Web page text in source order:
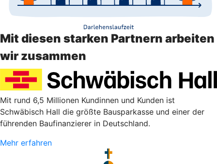
Mit diesen starken Partnern arbeiten
wir zusammen
Mit rund 6,5 Millionen Kundinnen und Kunden ist
Schwäbisch Hall die größte Bausparkasse und einer der
führenden Baufinanzierer in Deutschland.
Mehr erfahren